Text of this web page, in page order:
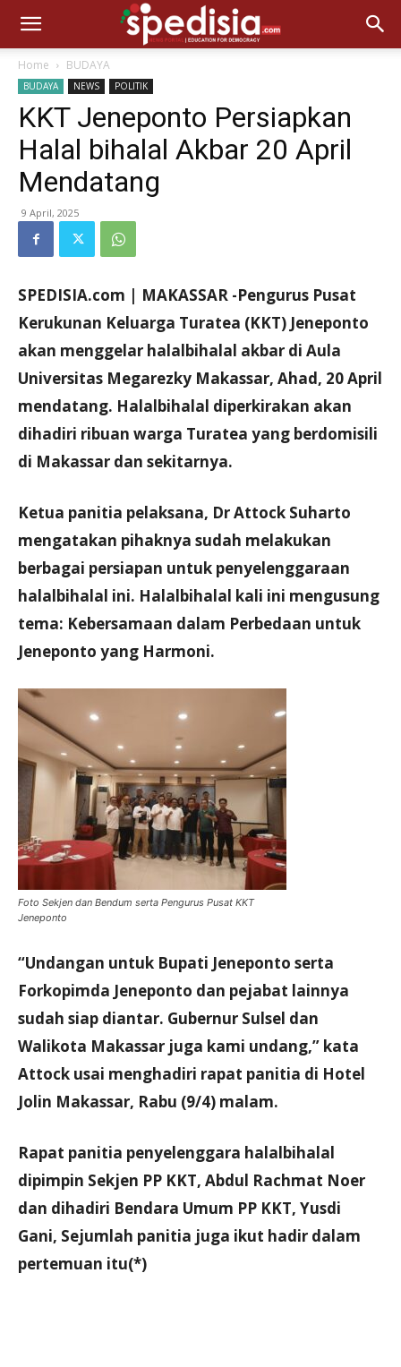
Home BUDAYA
BUDAYA NEWS POLITIK
KKT Jeneponto Persiapkan
Halal bihalal Akbar 20 April
Mendatang
9 April, 2025
SPEDISIA.com | MAKASSAR -Pengurus Pusat
Kerukunan Keluarga Turatea (KKT) Jeneponto
akan menggelar halalbihalal akbar di Aula
Universitas Megarezky Makassar, Ahad, 20 April
mendatang. Halalbihalal diperkirakan akan
dihadiri ribuan warga Turatea yang berdomisili
di Makassar dan sekitarnya.
Ketua panitia pelaksana, Dr Attock Suharto
mengatakan pihaknya sudah melakukan
berbagai persiapan untuk penyelenggaraan
halalbihalal ini. Halalbihalal kali ini mengusung
tema: Kebersamaan dalam Perbedaan untuk
Jeneponto yang Harmoni.
Foto Sekjen dan Bendum serta Pengurus Pusat KKT
Jeneponto
“Undangan untuk Bupati Jeneponto serta
Forkopimda Jeneponto dan pejabat lainnya
sudah siap diantar. Gubernur Sulsel dan
Walikota Makassar juga kami undang,” kata
Attock usai menghadiri rapat panitia di Hotel
Jolin Makassar, Rabu (9/4) malam.
Rapat panitia penyelenggara halalbihalal
dipimpin Sekjen PP KKT, Abdul Rachmat Noer
dan dihadiri Bendara Umum PP KKT, Yusdi
Gani, Sejumlah panitia juga ikut hadir dalam
pertemuan itu(*)